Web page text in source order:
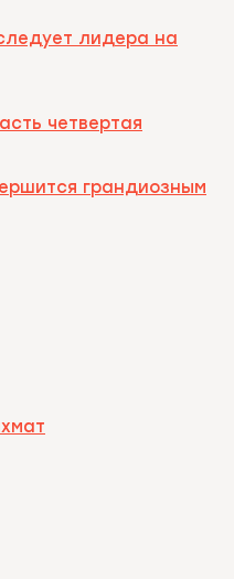
лидера на
четвертая
грандиозным